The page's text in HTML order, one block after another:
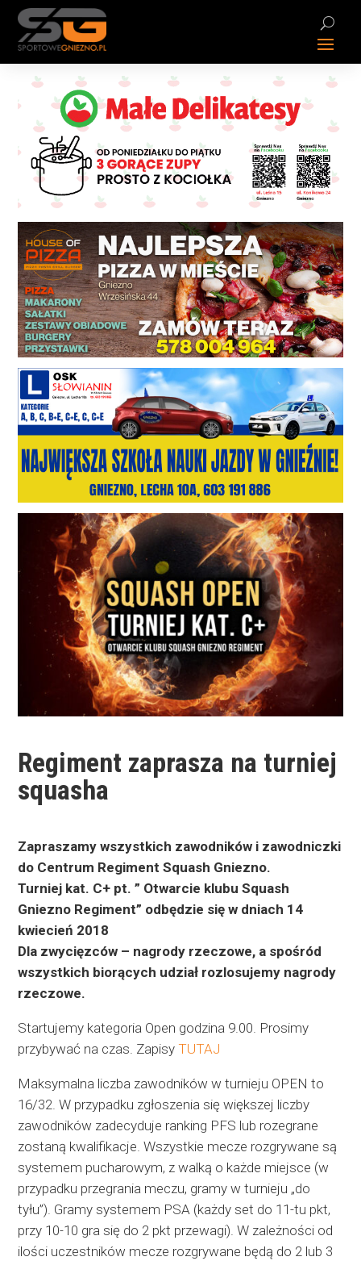
Regiment zaprasza na turniej
squasha
Zapraszamy wszystkich zawodników i zawodniczki
do Centrum Regiment Squash Gniezno.
Turniej kat. C+ pt. ” Otwarcie klubu Squash
Gniezno Regiment” odbędzie się w dniach 14
kwiecień 2018
Dla zwycięzców – nagrody rzeczowe, a spośród
wszystkich biorących udział rozlosujemy nagrody
rzeczowe.
Startujemy kategoria Open godzina 9.00. Prosimy
przybywać na czas. ZapisyTUTAJ
Maksymalna liczba zawodników w turnieju OPEN to
16/32. W przypadku zgłoszenia się większej liczby
zawodników zadecyduje ranking PFS lub rozegrane
zostaną kwalifikacje. Wszystkie mecze rozgrywane są
systemem pucharowym, z walką o każde miejsce (w
przypadku przegrania meczu, gramy w turnieju „do
tyłu”). Gramy systemem PSA (każdy set do 11-tu pkt,
przy 10-10 gra się do 2 pkt przewagi). W zależności od
ilości uczestników mecze rozgrywane będą do 2 lub 3